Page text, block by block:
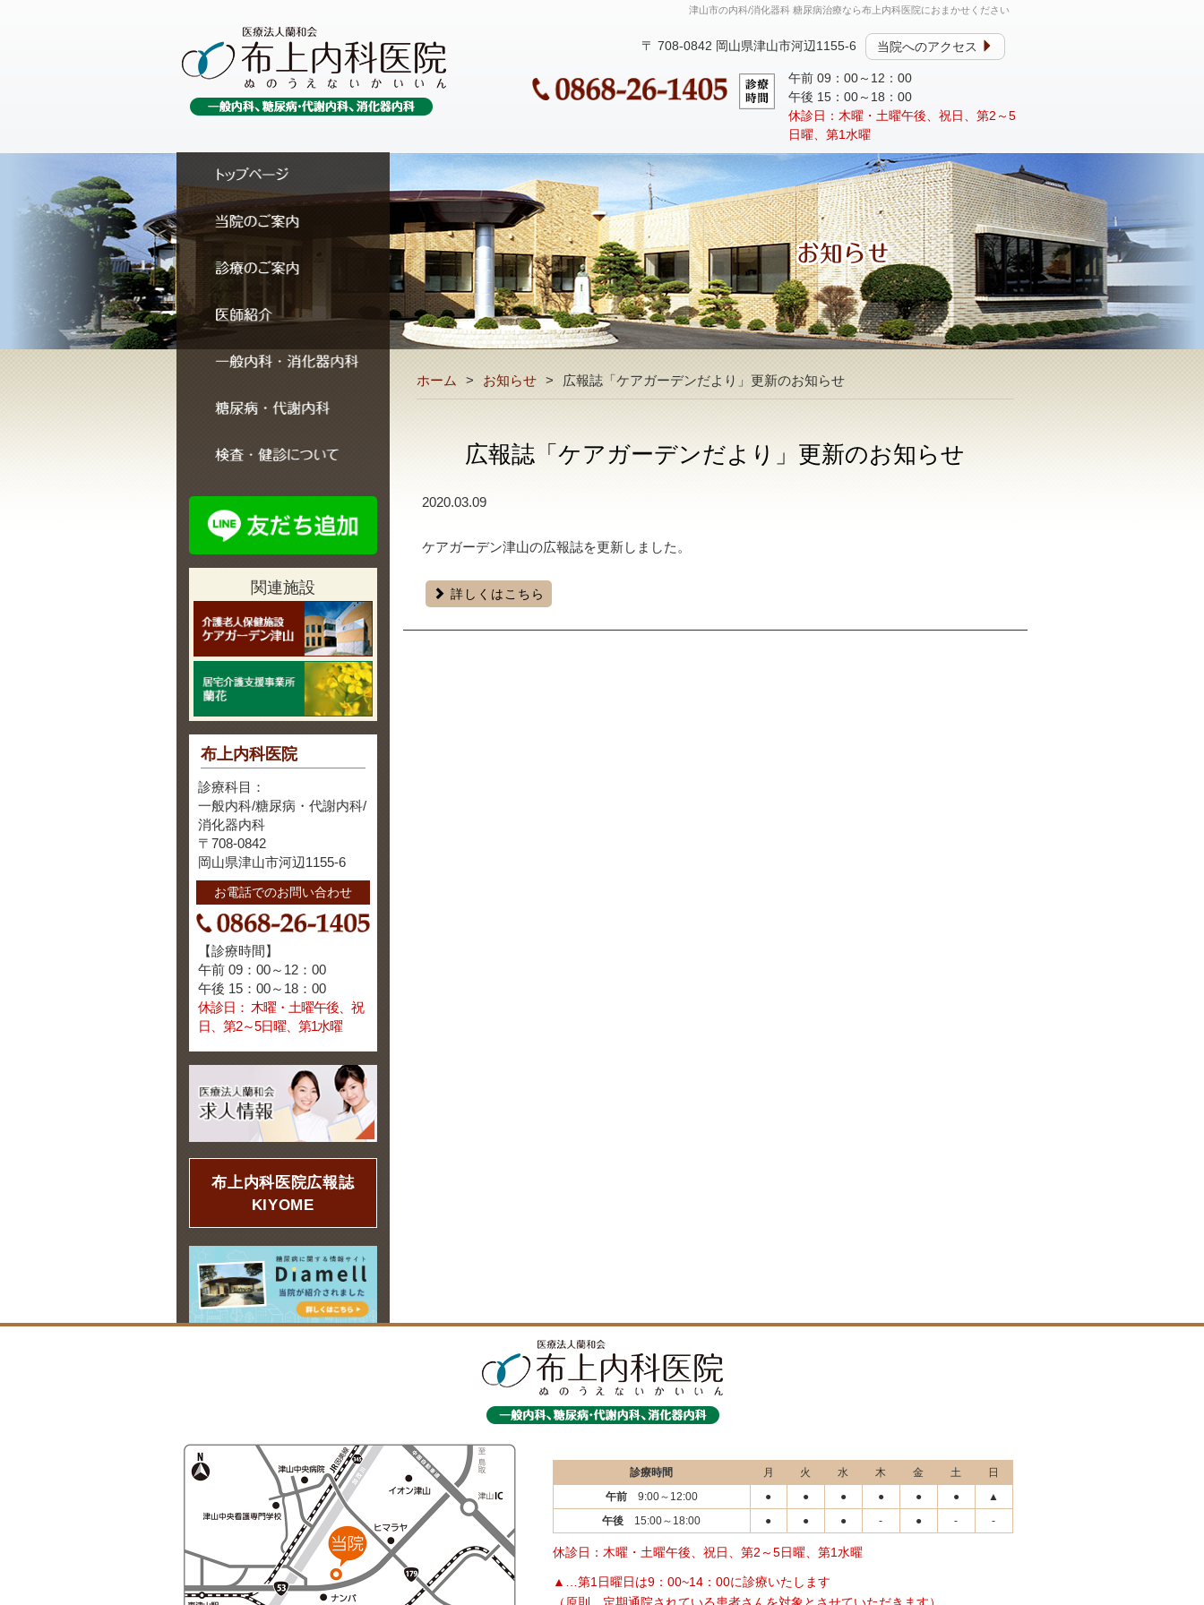
津山市の内科/消化器科 糖尿病治療なら布上内科医院におまかせください
〒 708-0842 岡山県津山市河辺1155-6 当院へのアクセス
午前 09：00～12：00
午後 15：00～18：00
休診日：木曜・土曜午後、祝日、第2～5
日曜、第1水曜
ホーム お知らせ 広報誌「ケアガーデンだより」更新のお知らせ
広報誌「ケアガーデンだより」更新のお知らせ
2020.03.09
ケアガーデン津山の広報誌を更新しました。
詳しくはこちら
関連施設
布上内科医院
診療科目：
一般内科/糖尿病・代謝内科/
消化器内科
〒708-0842
岡山県津山市河辺1155-6
お電話でのお問い合わせ
【診療時間】
午前 09：00～12：00
午後 15：00～18：00
休診日： 木曜・土曜午後、祝
日、第2～5日曜、第1水曜
布上内科医院広報誌
KIYOME
診療時間 月 火 水 木 金 土 日
午前 9:00～12:00 ● ● ● ● ● ● ▲
午後 15:00～18:00 ● ● ● - ● - -
休診日：木曜・土曜午後、祝日、第2～5日曜、第1水曜
▲…第1日曜日は9：00~14：00に診療いたします
（原則、定期通院されている患者さんを対象とさせていただきます）